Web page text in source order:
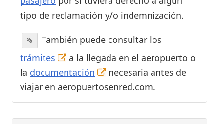
tipo de reclamación y/o indemnización.
También puede consultar los
trámites
a la llegada en el aeropuerto o
la documentación
necesaria antes de
viajar en aeropuertosenred.com.